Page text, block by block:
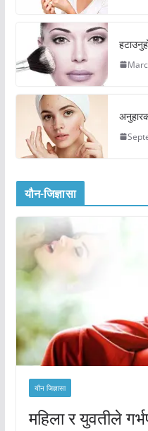
यौन-जिज्ञासा
यौन जिज्ञासा
महिला र युवतीले